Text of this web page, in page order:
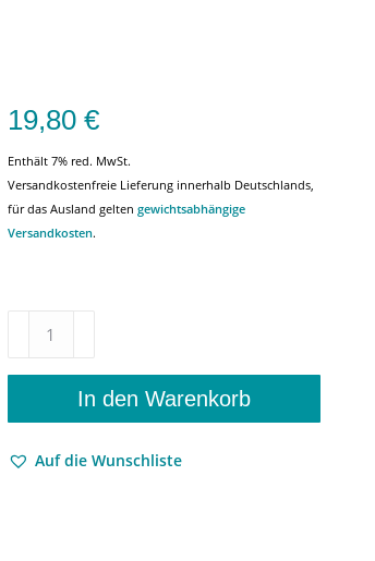
19,80 €
Enthält 7% red. MwSt.
Versandkostenfreie Lieferung innerhalb Deutschlands,
für das Ausland gelten gewichtsabhängige
Versandkosten.
Straßennamen
von
Rottenbach.
In den Warenkorb
Auf die Wunschliste